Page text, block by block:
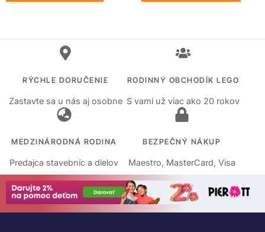
RÝCHLE DORUČENIE
Zastavte sa u nás aj osobne
RODINNÝ OBCHODÍK LEGO
S vami už viac ako 20 rokov
MEDZINÁRODNÁ RODINA
Predajca stavebníc a dielov
BEZPEČNÝ NÁKUP
Maestro, MasterCard, Visa